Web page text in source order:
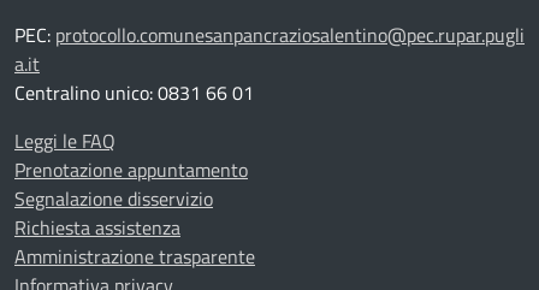
PEC: protocollo.comunesanpancraziosalentino@pec.rupar.pugli
a.it
Centralino unico: 0831 66 01
Leggi le FAQ
Prenotazione appuntamento
Segnalazione disservizio
Richiesta assistenza
Amministrazione trasparente